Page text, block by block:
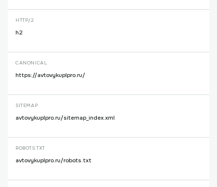
HTTP/2
h2
CANONICAL
https://avtovykuplpro.ru/
SITEMAP
avtovykuplpro.ru/sitemap_index.xml
ROBOTS.TXT
avtovykuplpro.ru/robots.txt